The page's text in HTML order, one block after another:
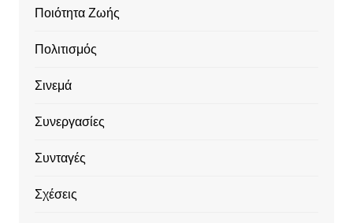
Ποιότητα Ζωής
Πολιτισμός
Σινεμά
Συνεργασίες
Συνταγές
Σχέσεις